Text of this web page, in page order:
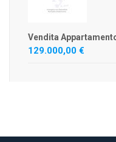
Vendita
129.000,00 €